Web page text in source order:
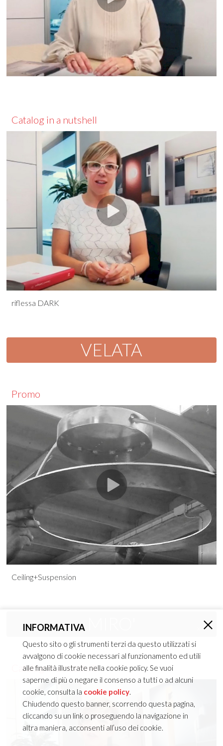
Catalog in a nutshell
riflessa DARK
VELATA
Promo
Ceiling+Suspension
Catalog in a nutshell
INFORMATIVA
Questo sito o gli strumenti terzi da questo utilizzati si
avvalgono di cookie necessari al funzionamento ed utili
alle finalità illustrate nella cookie policy. Se vuoi
saperne di più o negare il consenso a tutti o ad alcuni
cookie, consulta la cookie policy.
Chiudendo questo banner, scorrendo questa pagina,
cliccando su un link o proseguendo la navigazione in
altra maniera, acconsenti all’uso dei cookie.